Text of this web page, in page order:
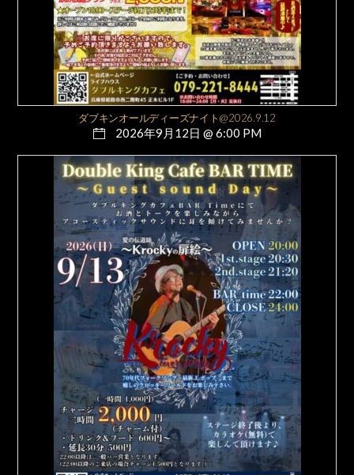
ダブキンオールディーズナイト@2026.9.12
2026年9月12日 @ 6:00 PM